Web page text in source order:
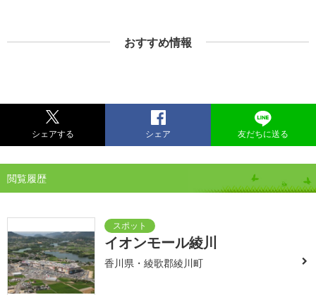
おすすめ情報
シェアする シェア 友だちに送る
閲覧履歴
イオンモール綾川
香川県・綾歌郡綾川町